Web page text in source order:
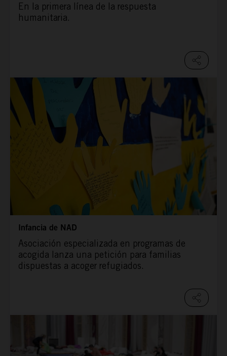
En la primera línea de la respuesta
humanitaria.
Infancia de NAD
Asociación especializada en programas de
acogida lanza una petición para familias
dispuestas a acoger refugiados.